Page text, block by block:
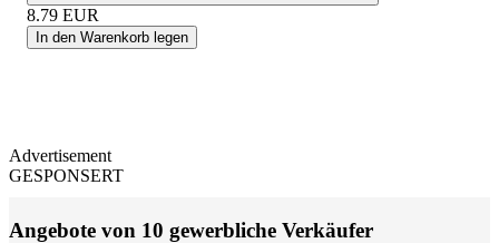
8.79 EUR
In den Warenkorb legen
Advertisement
GESPONSERT
Angebote von 10 gewerbliche Verkäufer